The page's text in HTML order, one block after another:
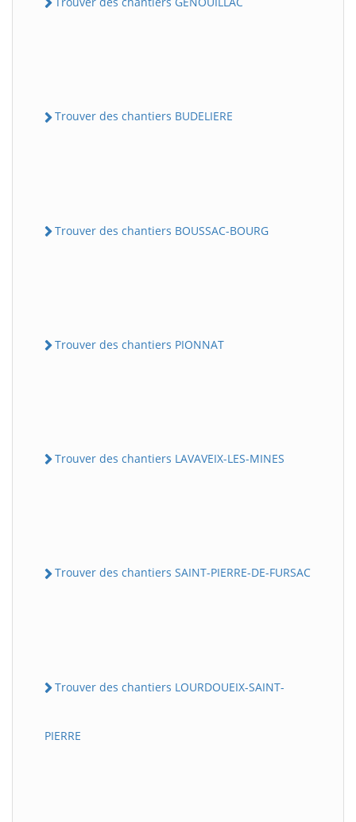
Trouver des chantiers BUDELIERE
Trouver des chantiers BOUSSAC-BOURG
Trouver des chantiers PIONNAT
Trouver des chantiers LAVAVEIX-LES-MINES
Trouver des chantiers SAINT-PIERRE-DE-FURSAC
Trouver des chantiers LOURDOUEIX-SAINT-
PIERRE